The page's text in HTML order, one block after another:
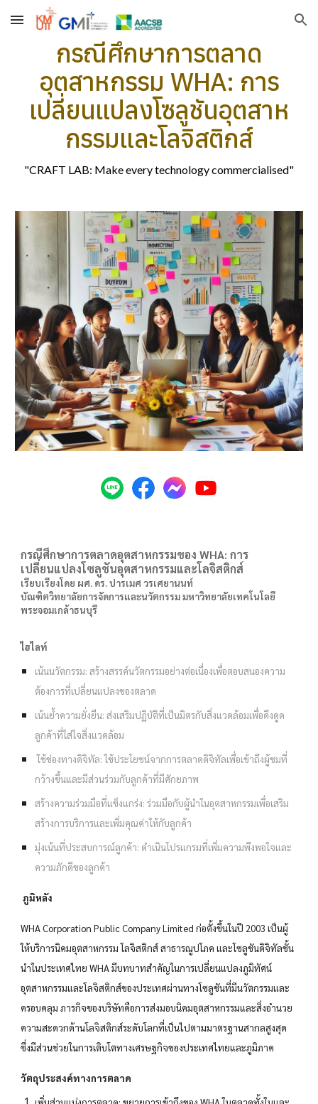
Skip to main content Skip to navigation
กรณีศึกษาการตลาด
อุตสาหกรรม WHA: การ
เปลี่ยนแปลงโซลูชันอุตสาห
กรรมและโลจิสติกส์
"CRAFT LAB: Make every technology commercialised"
กรณีศึกษาการตลาดอุตสาหกรรมของ WHA: การ
เปลี่ยนแปลงโซลูชันอุตสาหกรรมและโลจิสติกส์
เรียบเรียงโดย ผศ. ดร. ปารเมศ วรเศยานนท์
บัณฑิตวิทยาลัยการจัดการและนวัตกรรม มหาวิทยาลัยเทคโนโลยี
พระจอมเกล้าธนบุรี
ไฮไลท์
เน้นนวัตกรรม: สร้างสรรค์นวัตกรรมอย่างต่อเนื่องเพื่อตอบสนองความ
ต้องการที่เปลี่ยนแปลงของตลาด
เน้นย้ำความยั่งยืน: ส่งเสริมปฏิบัติที่เป็นมิตรกับสิ่งแวดล้อมเพื่อดึงดูด
ลูกค้าที่ใส่ใจสิ่งแวดล้อม
ใช้ช่องทางดิจิทัล: ใช้ประโยชน์จากการตลาดดิจิทัลเพื่อเข้าถึงผู้ชมที่
กว้างขึ้นและมีส่วนร่วมกับลูกค้าที่มีศักยภาพ
สร้างความร่วมมือที่แข็งแกร่ง: ร่วมมือกับผู้นำในอุตสาหกรรมเพื่อเสริม
สร้างการบริการและเพิ่มคุณค่าให้กับลูกค้า
มุ่งเน้นที่ประสบการณ์ลูกค้า: ดำเนินโปรแกรมที่เพิ่มความพึงพอใจและ
ความภักดีของลูกค้า
ภูมิหลัง
WHA Corporation Public Company Limited ก่อตั้งขึ้นในปี 2003 เป็นผู้
ให้บริการนิคมอุตสาหกรรม โลจิสติกส์ สาธารณูปโภค และโซลูชันดิจิทัลชั้น
นำในประเทศไทย WHA มีบทบาทสำคัญในการเปลี่ยนแปลงภูมิทัศน์
อุตสาหกรรมและโลจิสติกส์ของประเทศผ่านทางโซลูชันที่มีนวัตกรรมและ
ครอบคลุม ภารกิจของบริษัทคือการส่งมอบนิคมอุตสาหกรรมและสิ่งอำนวย
ความสะดวกด้านโลจิสติกส์ระดับโลกที่เป็นไปตามมาตรฐานสากลสูงสุด
ซึ่งมีส่วนช่วยในการเติบโตทางเศรษฐกิจของประเทศไทยและภูมิภาค
วัตถุประสงค์ทางการตลาด